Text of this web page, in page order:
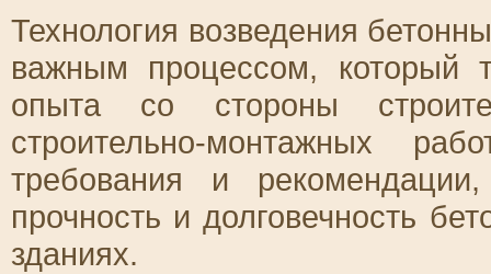
Технология возведения
важным процессом, который
опыта со стороны
строительно-монтажных
требования и
прочность и долговечность
зданиях.